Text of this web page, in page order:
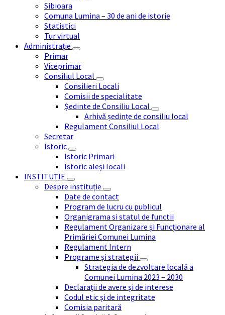
Sibioara
Comuna Lumina – 30 de ani de istorie
Statistici
Tur virtual
Administrație
Primar
Viceprimar
Consiliul Local
Consilieri Locali
Comisii de specialitate
Ședinte de Consiliu Local
Arhivă ședințe de consiliu local
Regulament Consiliul Local
Secretar
Istoric
Istoric Primari
Istoric aleși locali
INSTITUȚIE
Despre instituție
Date de contact
Program de lucru cu publicul
Organigrama si statul de functii
Regulament Organizare și Funcționare al
Primăriei Comunei Lumina
Regulament Intern
Programe și strategii
Strategia de dezvoltare locală a
Comunei Lumina 2023 – 2030
Declarații de avere și de interese
Codul etic și de integritate
Comisia paritară